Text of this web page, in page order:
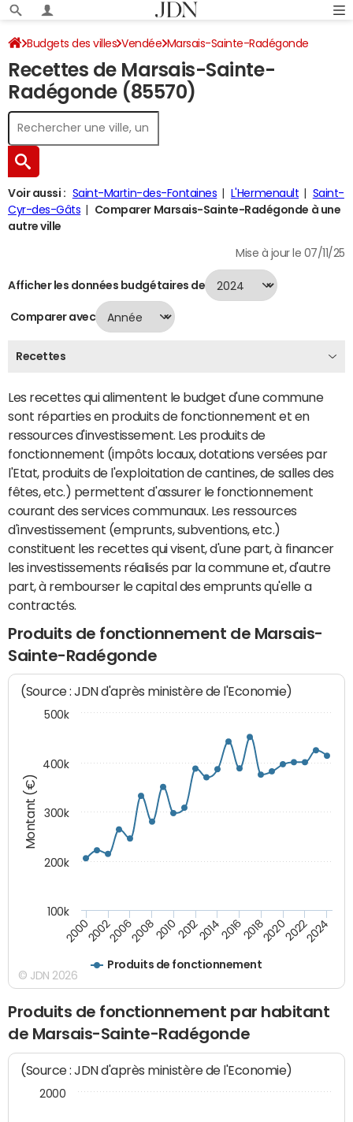
Budgets des villes Vendée Marsais-Sainte-Radégonde
Recettes 2024
Recettes de Marsais-Sainte-
Radégonde (85570)
Voir aussi : Saint-Martin-des-Fontaines L'Hermenault
Saint-
Cyr-des-Gâts
Comparer Marsais-Sainte-Radégonde à une
autre ville
Mise à jour le 07/11/25
Afficher les données budgétaires de
Comparer avec
Recettes
Les recettes qui alimentent le budget d'une commune
sont réparties en produits de fonctionnement et en
ressources d'investissement. Les produits de
fonctionnement (impôts locaux, dotations versées par
l'Etat, produits de l'exploitation de cantines, de salles des
fêtes, etc.) permettent d'assurer le fonctionnement
courant des services communaux. Les ressources
d'investissement (emprunts, subventions, etc.)
constituent les recettes qui visent, d'une part, à financer
les investissements réalisés par la commune et, d'autre
part, à rembourser le capital des emprunts qu'elle a
contractés.
Produits de fonctionnement de Marsais-
Sainte-Radégonde
Montant (€)
(Source : JDN d'après ministère de l'Economie)
Produits de fonctionnement
200020022006200820102012201420162018202020222024
200k
300k
400k
500k
100k
© JDN 2026
Produits de fonctionnement par habitant
de Marsais-Sainte-Radégonde
(Source : JDN d'après ministère de l'Economie)
2000